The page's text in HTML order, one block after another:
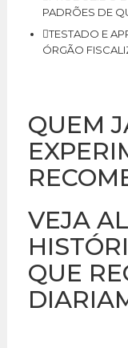
PADRÕES DE
TESTADO E
ÓRGÃO
QUEM
VEJA
QUE